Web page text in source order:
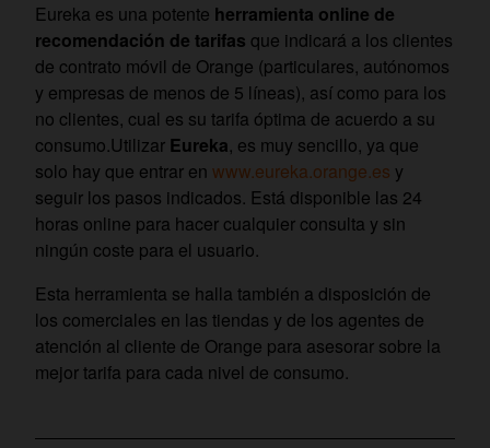
Eureka es una potente herramienta online de
recomendación de tarifas que indicará a los clientes
de contrato móvil de Orange (particulares, autónomos
y empresas de menos de 5 líneas), así como para los
no clientes, cual es su tarifa óptima de acuerdo a su
consumo.Utilizar Eureka, es muy sencillo, ya que
solo hay que entrar en www.eureka.orange.es y
seguir los pasos indicados. Está disponible las 24
horas online para hacer cualquier consulta y sin
ningún coste para el usuario.
Esta herramienta se halla también a disposición de
los comerciales en las tiendas y de los agentes de
atención al cliente de Orange para asesorar sobre la
mejor tarifa para cada nivel de consumo.